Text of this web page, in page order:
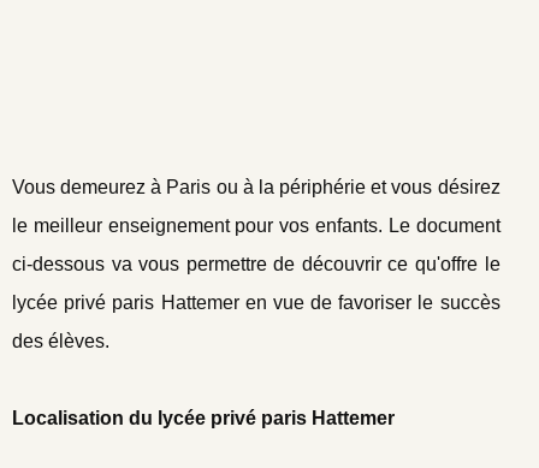
Vous demeurez à Paris ou à la périphérie et vous désirez
le meilleur enseignement pour vos enfants. Le document
ci-dessous va vous permettre de découvrir ce qu'offre le
lycée privé paris Hattemer en vue de favoriser le succès
des élèves.
Localisation du lycée privé paris Hattemer